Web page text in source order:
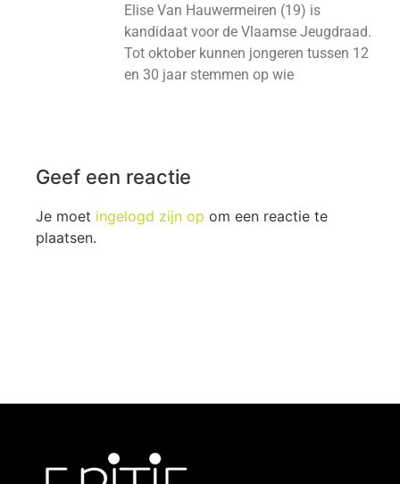
Elise Van Hauwermeiren (19) is
kandidaat voor de Vlaamse Jeugdraad.
Tot oktober kunnen jongeren tussen 12
en 30 jaar stemmen op wie
Geef een reactie
Je moet ingelogd zijn op om een reactie te
plaatsen.